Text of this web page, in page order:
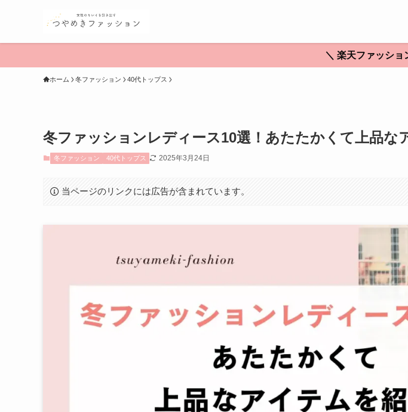
＼ 楽天ファッシ
ホーム 冬ファッション 40代トップス
冬ファッションレディース10選！あたたかくて上品な
冬ファッション 40代トップス 2025年3月24日
当ページのリンクには広告が含まれています。